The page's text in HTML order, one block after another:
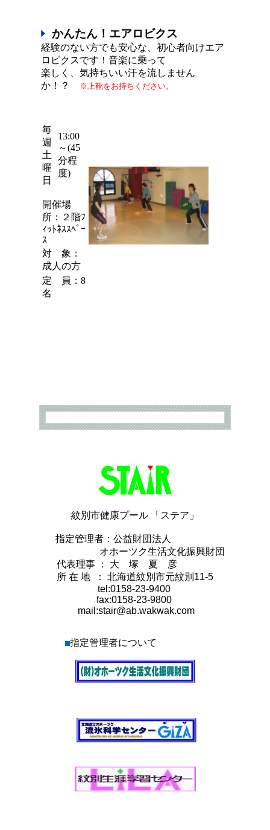
かんたん！エアロビクス
経験のない方でも安心な、初心者向けエア
ロビクスです！音楽に乗って
楽しく、気持ちいい汗を流しません
か！？
※上靴をお持ちください。
毎
週
土
曜
日
13:00
～(45
分程
度)
開催場
所：２階ﾌ
ｨｯﾄﾈｽｽﾍﾟｰ
ｽ
対 象：
成人の方
定 員：8
名
紋別市健康プール 「ステア」
指定管理者：公益財団法人
オホーツク生活文化振興財団
代表理事 ： 大 塚 夏 彦
所 在 地 ： 北海道紋別市元紋別11-5
tel:0158-23-9400
fax:0158-23-9800
mail:stair@ab.wakwak.com
指定管理者について